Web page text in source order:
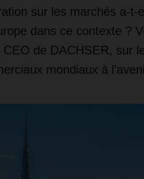
sur les marchés a-t-
dans ce contexte ?
de DACHSER, sur
mondiaux à